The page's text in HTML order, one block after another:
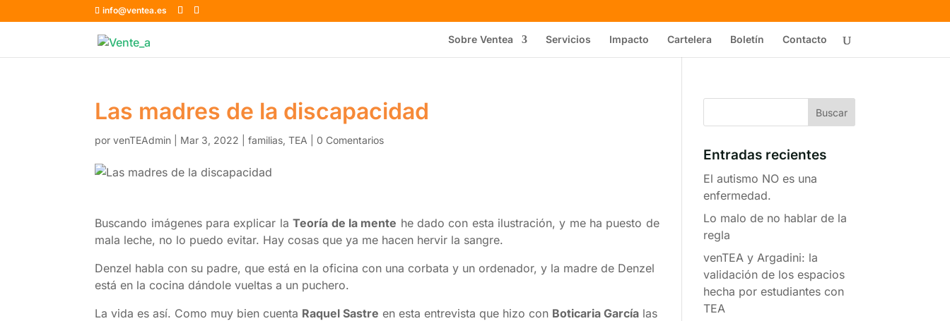
info@ventea.es
Sobre Ventea Servicios Impacto Cartelera Boletín Contacto
Las madres de la discapacidad
porvenTEAdmin Mar 3, 2022 |familias,TEA 0 Comentarios
Buscando imágenes para explicar laTeoría de la mente he dado con esta ilustración, y me ha puesto de
mala leche, no lo puedo evitar. Hay cosas que ya me hacen hervir la sangre.
Denzel habla con su padre, que está en la oficina con una corbata y un ordenador, y la madre de Denzel
está en la cocina dándole vueltas a un puchero.
La vida es así. Como muy bien cuenta Raquel Sastre en esta entrevista que hizo con Boticaria García las
Entradas recientes
El autismo NO es una
enfermedad.
Lo malo de no hablar de la
regla
venTEA y Argadini: la
validación de los espacios
hecha por estudiantes con
TEA